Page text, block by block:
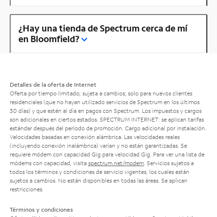
¿Hay una tienda de Spectrum cerca de mí
en Bloomfield?
Detalles de la oferta de Internet
Oferta por tiempo limitado; sujeta a cambios; solo para nuevos clientes
residenciales (que no hayan utilizado servicios de Spectrum en los últimos
30 días) y que estén al día en pagos con Spectrum. Los impuestos y cargos
son adicionales en ciertos estados. SPECTRUM INTERNET: se aplican tarifas
estándar después del período de promoción. Cargo adicional por instalación.
Velocidades basadas en conexión alámbrica. Las velocidades reales
(incluyendo conexión inalámbrica) varían y no están garantizadas. Se
requiere módem con capacidad Gig para velocidad Gig. Para ver una lista de
módems con capacidad, visita spectrum.net/modem . Servicios sujetos a
todos los términos y condiciones de servicio vigentes, los cuales están
sujetos a cambios. No están disponibles en todas las áreas. Se aplican
restricciones.
Términos y condiciones